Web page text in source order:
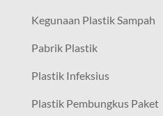
Kegunaan Plastik Sampah
Pabrik Plastik
Plastik Infeksius
Plastik Pembungkus Paket